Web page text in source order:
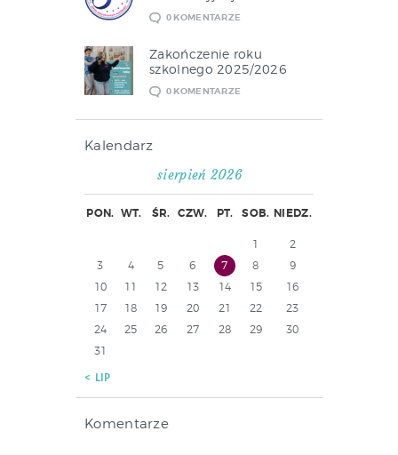
0 KOMENTARZE
Zakończenie roku
szkolnego 2025/2026
0 KOMENTARZE
Kalendarz
sierpień 2026
PON. WT. ŚR. CZW. PT. SOB. NIEDZ.
1
2
3
4 5 6 7 8
9
10
11 12 13 14 15
16
17
18 19 20 21 22
23
24
25 26 27 28 29
30
31
« LIP
Komentarze